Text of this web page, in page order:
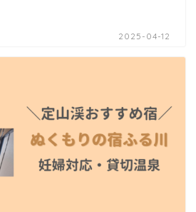
2025-04-12